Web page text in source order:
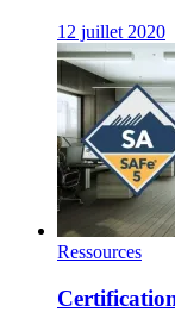
12 juillet 2020
Ressources